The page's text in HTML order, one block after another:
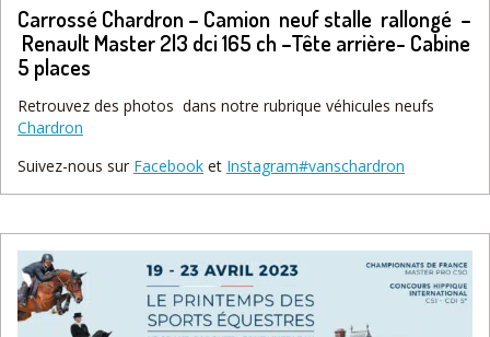
Carrossé Chardron – Camion neuf stalle rallongé –
Renault Master 2l3 dci 165 ch –Tête arrière- Cabine
5 places
Retrouvez des photos dans notre rubrique véhicules neufs
Chardron
Suivez-nous sur Facebook et Instagram#vanschardron